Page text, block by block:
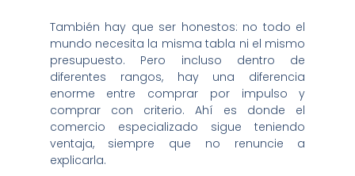
También hay que ser honestos: no todo el
mundo necesita la misma tabla ni el mismo
presupuesto. Pero incluso dentro de
diferentes rangos, hay una diferencia
enorme entre comprar por impulso y
comprar con criterio. Ahí es donde el
comercio especializado sigue teniendo
ventaja, siempre que no renuncie a
explicarla.